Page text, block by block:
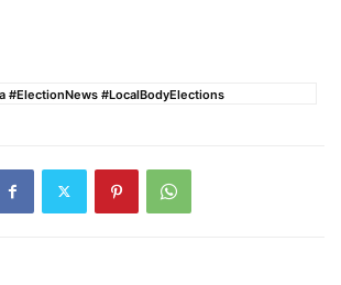
#ElectionNews #LocalBodyElections